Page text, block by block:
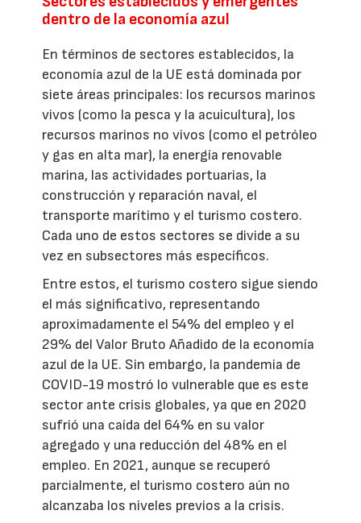
dentro de la economía azul
En términos de sectores establecidos, la
economía azul de la UE está dominada por
siete áreas principales: los recursos marinos
vivos (como la pesca y la acuicultura), los
recursos marinos no vivos (como el petróleo
y gas en alta mar), la energía renovable
marina, las actividades portuarias, la
construcción y reparación naval, el
transporte marítimo y el turismo costero.
Cada uno de estos sectores se divide a su
vez en subsectores más específicos.
Entre estos, el turismo costero sigue siendo
el más significativo, representando
aproximadamente el 54% del empleo y el
29% del Valor Bruto Añadido de la economía
azul de la UE. Sin embargo, la pandemia de
COVID-19 mostró lo vulnerable que es este
sector ante crisis globales, ya que en 2020
sufrió una caída del 64% en su valor
agregado y una reducción del 48% en el
empleo. En 2021, aunque se recuperó
parcialmente, el turismo costero aún no
alcanzaba los niveles previos a la crisis.